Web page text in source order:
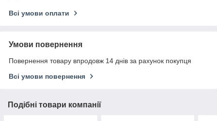
Всі умови оплати
Умови повернення
Повернення товару впродовж 14 днів за рахунок покупця
Всі умови повернення
Подібні товари компанії